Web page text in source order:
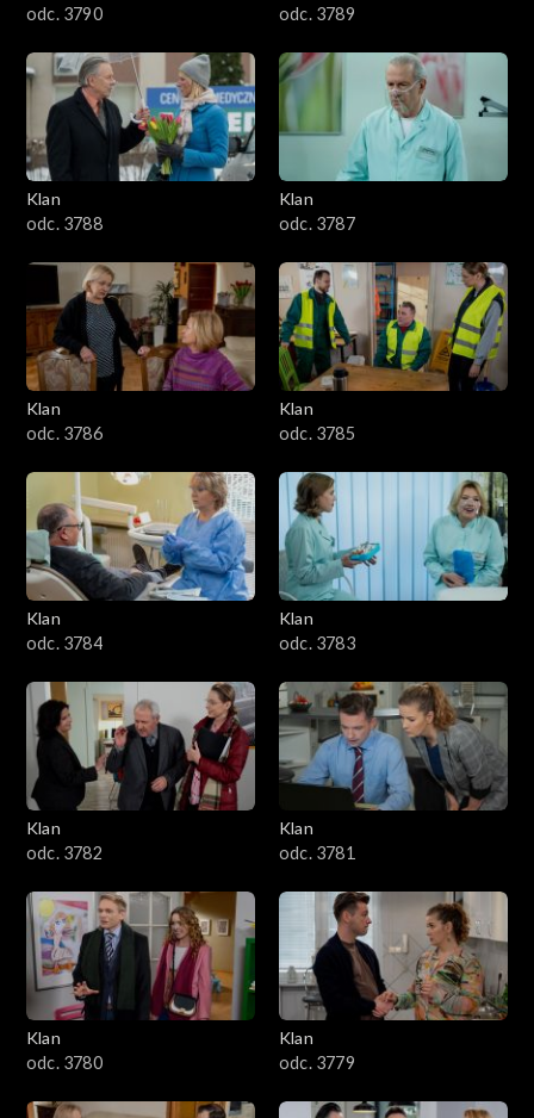
2501–2600
2401–2500
2301–2400
2201–2300
2101–2200
2001–2100
1901–2000
1801–1900
1701–1800
1601–1700
1501–1600
1401–1500
1301–1400
1201–1300
1101–1200
1001–1100
901–1000
801–900
odc. 3790
odc. 3789
Klan
odc. 3788
Klan
odc. 3787
Klan
odc. 3786
Klan
odc. 3785
Klan
odc. 3784
Klan
odc. 3783
Klan
odc. 3782
Klan
odc. 3781
Klan
odc. 3780
Klan
odc. 3779